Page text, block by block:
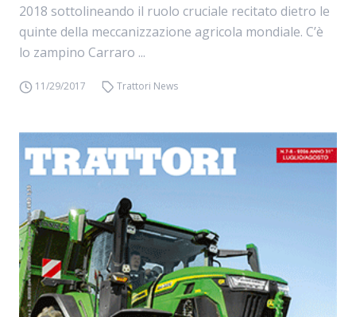
2018 sottolineando il ruolo cruciale recitato dietro le
quinte della meccanizzazione agricola mondiale. C’è
lo zampino Carraro ...
11/29/2017 Trattori News